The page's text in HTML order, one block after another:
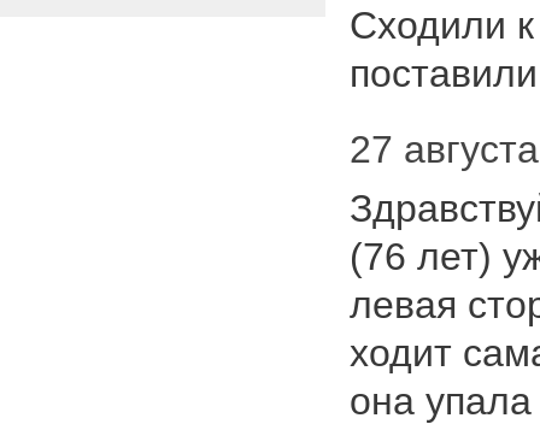
Сходили
27
(76 лет)
левая
ходит
она